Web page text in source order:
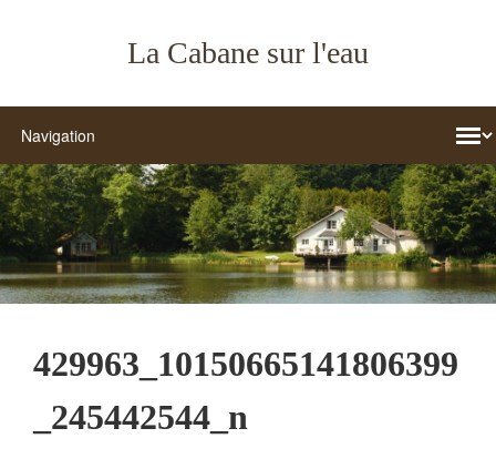
La Cabane sur l'eau
429963_10150665141806399
_245442544_n